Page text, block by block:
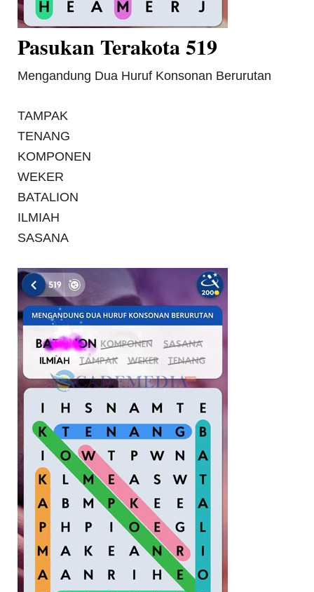
Pasukan Terakota 519
Mengandung Dua Huruf Konsonan Berurutan
TAMPAK
TENANG
KOMPONEN
WEKER
BATALION
ILMIAH
SASANA